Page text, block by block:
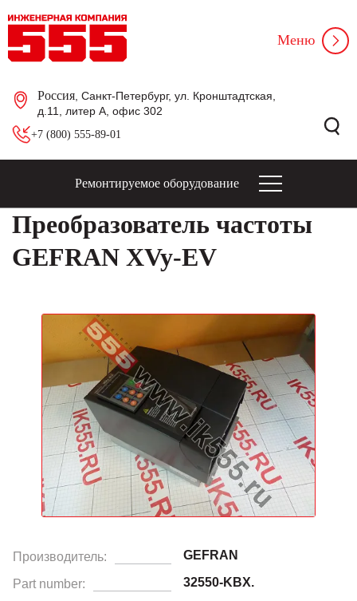
Россия , Санкт-Петербург, ул. Кронштадтская,
д.11, литер А, офис 302
+7 (800) 555-89-01
Меню
Ремонтируемое оборудование
Преобразователь частоты
GEFRAN XVy-EV
Производитель: GEFRAN
Part number: 32550-KBX.